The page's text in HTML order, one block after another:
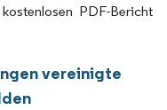
PDF-Bericht
vereinigte